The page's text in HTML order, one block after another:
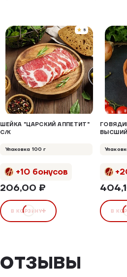
5
ШЕЙКА "ЦАРСКИЙ АППЕТИТ"
С/К
Упаковка 100 г
+10 бонусов
206,00 ₽
В КОРЗИНУ В
ОТЗЫВЫ